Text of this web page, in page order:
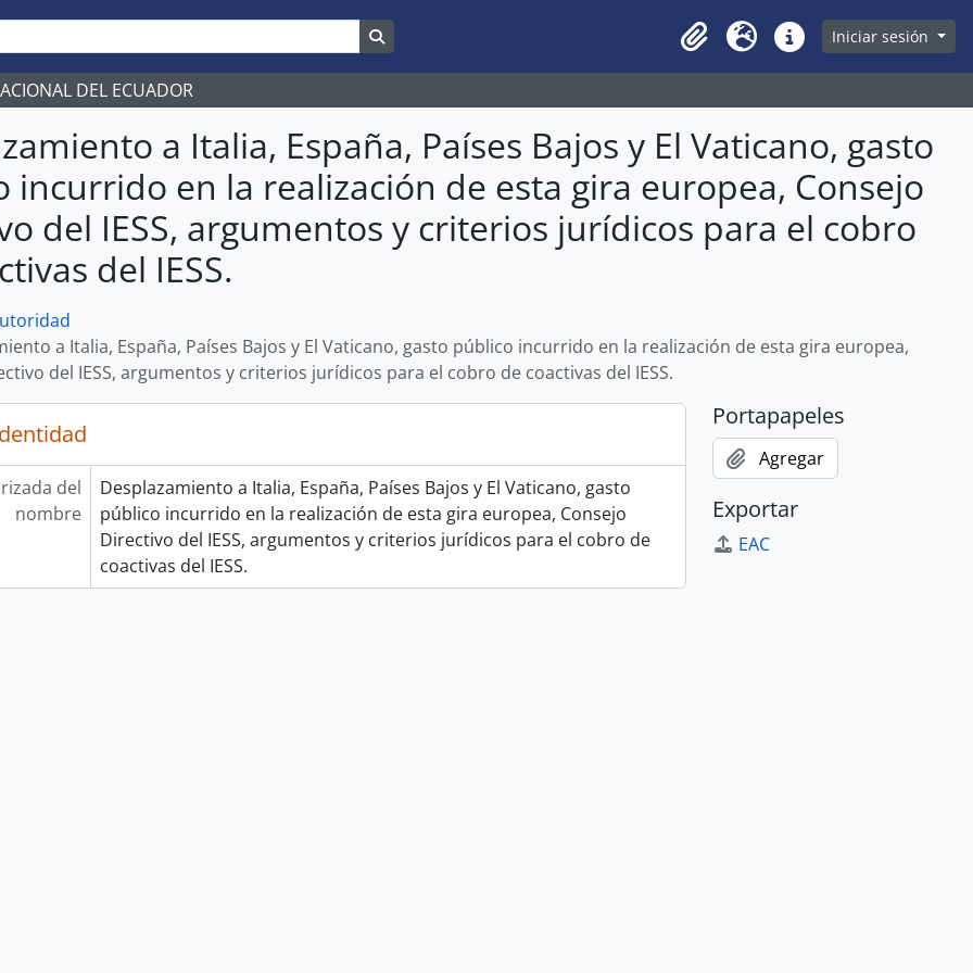
Clipboard
Idioma Enlaces rápidos
Iniciar sesión
DEL ECUADOR
a Italia, España, Países Bajos y El Vaticano, gasto
incurrido en la realización de esta gira europea, Consejo
del IESS, argumentos y criterios jurídicos para el cobro
del IESS.
a Italia, España, Países Bajos y El Vaticano, gasto público incurrido en la realización de esta gira europea,
del IESS, argumentos y criterios jurídicos para el cobro de coactivas del IESS.
del
nombre
Desplazamiento a Italia, España, Países Bajos y El Vaticano, gasto
público incurrido en la realización de esta gira europea, Consejo
Directivo del IESS, argumentos y criterios jurídicos para el cobro de
coactivas del IESS.
Portapapeles
Agregar
Exportar
EAC